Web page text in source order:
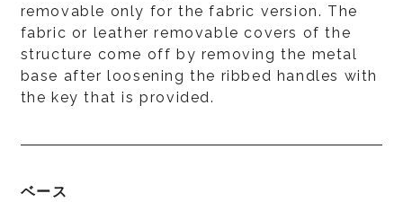
removable only for the fabric version. The
fabric or leather removable covers of the
structure come off by removing the metal
base after loosening the ribbed handles with
the key that is provided.
ベース